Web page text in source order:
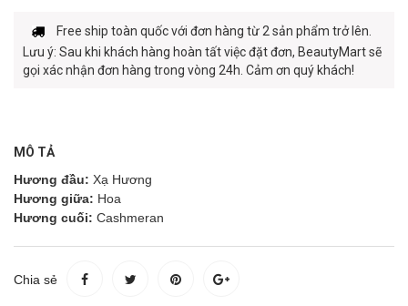
Free ship toàn quốc với đơn hàng từ 2 sản phẩm trở lên.
Lưu ý: Sau khi khách hàng hoàn tất việc đặt đơn, BeautyMart sẽ
gọi xác nhận đơn hàng trong vòng 24h. Cảm ơn quý khách!
MÔ TẢ
Hương đầu: Xạ Hương
Hương giữa: Hoa
Hương cuối: Cashmeran
Chia sẻ